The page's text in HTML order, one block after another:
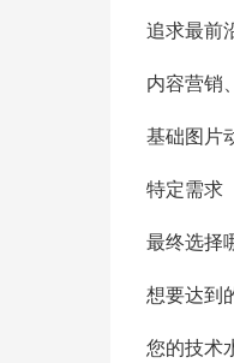
追求最前
内容营销
基础图片
特定需求
最终选择
想要达到
您的技术